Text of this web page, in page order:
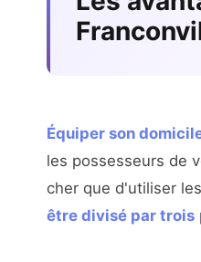
Équiper son
les possesseurs de
cher que d'utiliser
être divisé par trois